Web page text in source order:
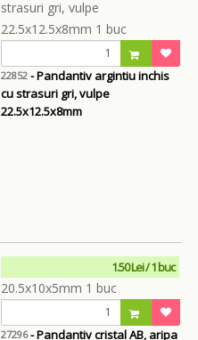
22852- Pandantiv argintiu inchis
cu strasuri gri, vulpe
22.5x12.5x8mm
1.50 Lei / 1 buc
27296- Pandantiv cristal AB, aripa